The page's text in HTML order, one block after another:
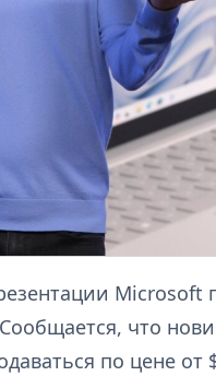
Microsoft
что
по цене от